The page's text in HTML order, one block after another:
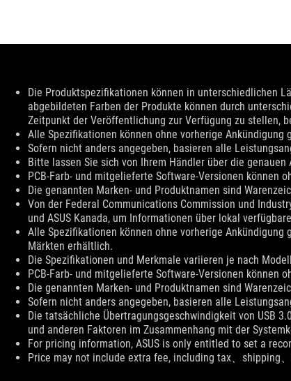
Disclaimer
Die Produktspezifikationen können in unterschiedlichen
abgebildeten Farben der Produkte können durch
Zeitpunkt der Veröffentlichung zur Verfügung zu stellen,
Alle Spezifikationen können ohne vorherige Ankündigung
Sofern nicht anders angegeben, basieren alle
Bitte lassen Sie sich von Ihrem Händler über die
PCB-Farb- und mitgelieferte Software-Versionen können
Die genannten Marken- und Produktnamen sind
Von der Federal Communications Commission und
und ASUS Kanada, um Informationen über lokal
Alle Spezifikationen können ohne vorherige
Märkten erhältlich.
Die Spezifikationen und Merkmale variieren je nach
PCB-Farb- und mitgelieferte Software-Versionen können
Die genannten Marken- und Produktnamen sind
Sofern nicht anders angegeben, basieren alle
Die tatsächliche Übertragungsgeschwindigkeit von USB
und anderen Faktoren im Zusammenhang mit der
For pricing information, ASUS is only entitled to set a
Price may not include extra fee, including tax、shipping